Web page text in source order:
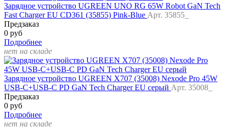
Зарядное устройство UGREEN UNO RG 65W Robot GaN Tech
Fast Charger EU CD361 (35855) Pink-Blue Арт. 35855_
Предзаказ
0 руб
Подробнее
нет на складе
Зарядное устройство UGREEN X707 (35008) Nexode Pro 45W
USB-C+USB-C PD GaN Tech Charger EU серый Арт. 35008_
Предзаказ
0 руб
Подробнее
нет на складе